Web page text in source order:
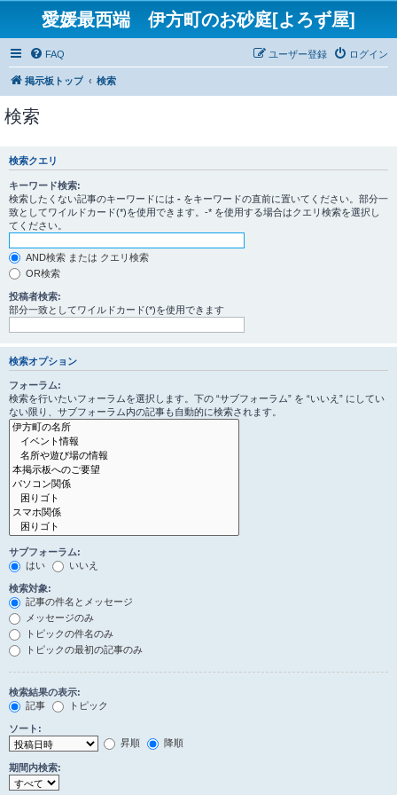
愛媛最西端 伊方町のお砂庭[よろず屋]
FAQ ログイン
ユーザー登録
掲示板トップ 検索
検索
検索クエリ
キーワード検索:
検索したくない記事のキーワードには - をキーワードの直前に置いてください。部分一
致としてワイルドカード(*)を使用できます。-* を使用する場合はクエリ検索を選択し
てください。
AND検索 または クエリ検索
OR検索
投稿者検索:
部分一致としてワイルドカード(*)を使用できます
検索オプション
フォーラム:
検索を行いたいフォーラムを選択します。下の “サブフォーラム” を “いいえ” にしてい
ない限り、サブフォーラム内の記事も自動的に検索されます。
サブフォーラム:
はい
いいえ
検索対象:
記事の件名とメッセージ
メッセージのみ
トピックの件名のみ
トピックの最初の記事のみ
検索結果の表示:
記事
トピック
ソート:
昇順
降順
期間内検索: